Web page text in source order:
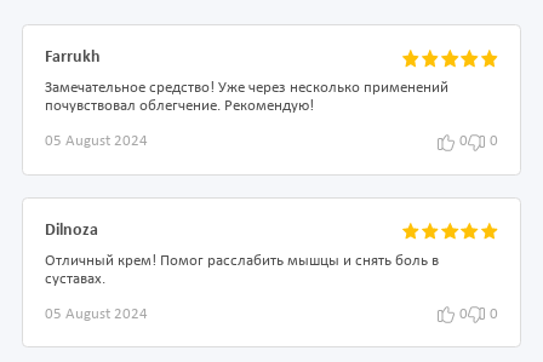
Farrukh
Замечательное средство! Уже через несколько применений
почувствовал облегчение. Рекомендую!
05 August 2024 0 0
Dilnoza
Отличный крем! Помог расслабить мышцы и снять боль в
суставах.
05 August 2024 0 0